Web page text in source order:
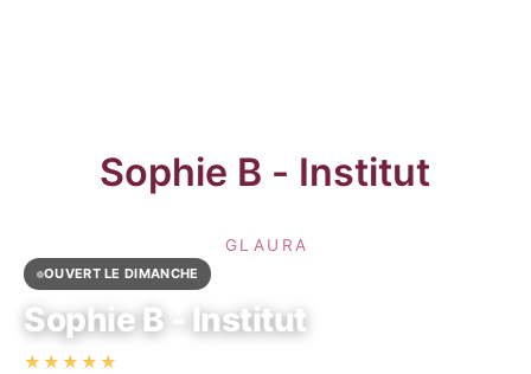
OUVERT LE DIMANCHE
Sophie B - Institut
★★★★★